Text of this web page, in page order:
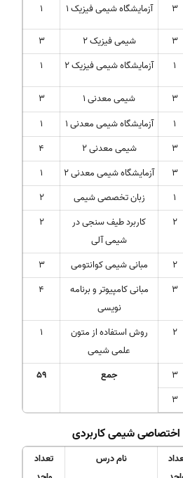
3 آزمایشگاه شیمی فیزیک 1 1
3 شیمی فیزیک 2
3
1 آزمایشگاه شیمی فیزیک 2 1
3 شیمی معدنی 1
3
1 آزمایشگاه شیمی معدنی 1
1
3 شیمی معدنی 2
4
3 آزمایشگاه شیمی معدنی 2
1
1 زبان تخصصی شیمی
2
2
کاربرد طیف سنجی در
شیمی آلی
2
2 مبانی شیمی کوانتومی
3
3
مبانی کامپیوتر و برنامه
نویسی
4
2
روش استفاده از متون
علمی شیمی
1
3 جمع
59
3
اختصاصی شیمی کاربردی
نام درس
تعداد